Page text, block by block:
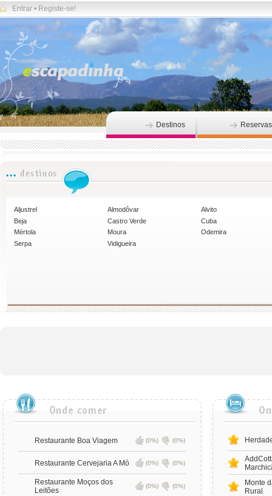
Entrar • Registe-se!
Destinos Reservas
Aljustrel Almodôvar
Alvito
Beja
Castro Verde
Cuba
Mértola
Moura
Odemira
Serpa
Vidigueira
Restaurante Boa Viagem (0%) (0%)
Restaurante Cervejaria A Mó (0%) (0%)
Restaurante Moços dos
Leitões
(0%) (0%)
Monte
Rural